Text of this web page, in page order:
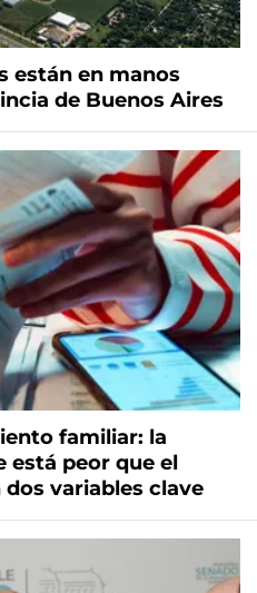
están en manos
de Buenos Aires
familiar: la
está peor que el
variables clave